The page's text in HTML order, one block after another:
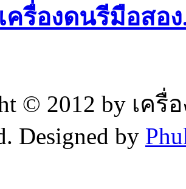
ครื่องดนรีมือสอง
© 2012 by เค
Designed by